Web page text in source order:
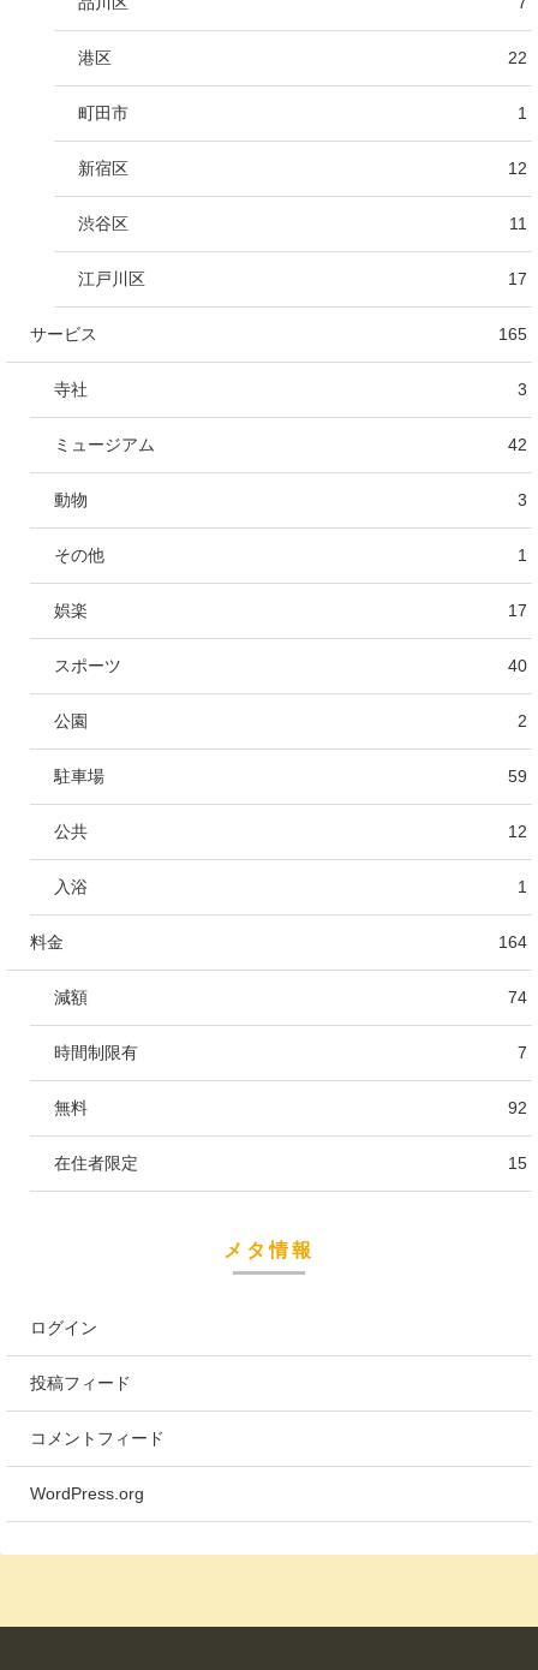
港区 22
町田市 1
新宿区 12
渋谷区 11
江戸川区 17
サービス 165
寺社 3
ミュージアム 42
動物 3
その他 1
娯楽 17
スポーツ 40
公園 2
駐車場 59
公共 12
入浴 1
料金 164
減額 74
時間制限有 7
無料 92
在住者限定 15
メタ情報
ログイン
投稿フィード
コメントフィード
WordPress.org